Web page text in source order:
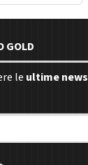
GOLD
le ultime news